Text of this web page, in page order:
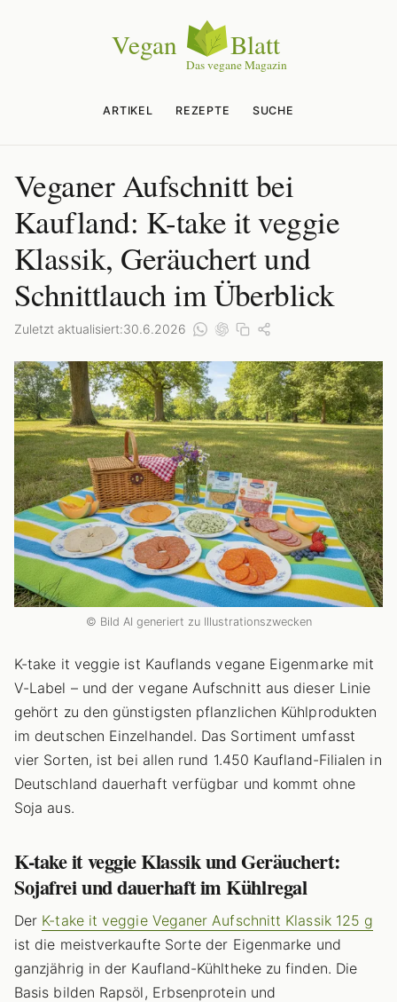
ARTIKEL REZEPTE SUCHE
Veganer Aufschnitt bei
Kaufland: K-take it veggie
Klassik, Geräuchert und
Schnittlauch im Überblick
Zuletzt aktualisiert:30.6.2026
© Bild AI generiert zu Illustrationszwecken
K-take it veggie ist Kauflands vegane Eigenmarke mit
V-Label – und der vegane Aufschnitt aus dieser Linie
gehört zu den günstigsten pflanzlichen Kühlprodukten
im deutschen Einzelhandel. Das Sortiment umfasst
vier Sorten, ist bei allen rund 1.450 Kaufland-Filialen in
Deutschland dauerhaft verfügbar und kommt ohne
Soja aus.
K-take it veggie Klassik und Geräuchert:
Sojafrei und dauerhaft im Kühlregal
Der K-take it veggie Veganer Aufschnitt Klassik 125 g
ist die meistverkaufte Sorte der Eigenmarke und
ganzjährig in der Kaufland-Kühltheke zu finden. Die
Basis bilden Rapsöl, Erbsenprotein und